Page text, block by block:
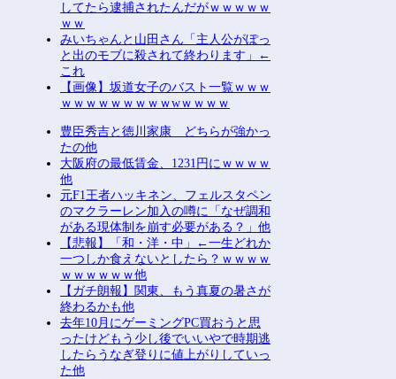
してたら逮捕されたんだがｗｗｗｗｗ
ｗｗ
みいちゃんと山田さん「主人公がぽっ
と出のモブに殺されて終わります」←
これ
【画像】坂道女子のバスト一覧ｗｗｗ
ｗｗｗｗｗｗｗｗｗwｗｗｗｗ
豊臣秀吉と徳川家康 どちらが強かっ
たの他
大阪府の最低賃金、1231円にｗｗｗｗ
他
元F1王者ハッキネン、フェルスタペン
のマクラーレン加入の噂に「なぜ調和
がある現体制を崩す必要がある？」他
【悲報】「和・洋・中」←一生どれか
一つしか食えないとしたら？ｗｗｗｗ
ｗｗｗｗｗｗ他
【ガチ朗報】関東、もう真夏の暑さが
終わるかも他
去年10月にゲーミングPC買おうと思
ったけどもう少し後でいいやで時期逃
したらうなぎ登りに値上がりしていっ
た他